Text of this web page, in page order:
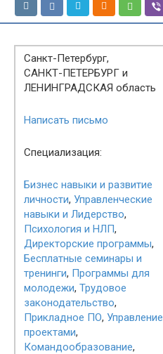
Санкт-Петербург,
САНКТ-ПЕТЕРБУРГ и
ЛЕНИНГРАДСКАЯ область
Написать письмо
Специализация:
Бизнес навыки и развитие
личности, Управленческие
навыки и Лидерство,
Психология и НЛП,
Директорские программы,
Бесплатные семинары и
тренинги, Программы для
молодежи, Трудовое
законодательство,
Прикладное ПО, Управление
проектами,
Командообразование,